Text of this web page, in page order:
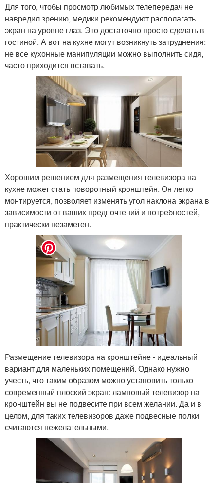
Для того, чтобы просмотр любимых телепередач не
навредил зрению, медики рекомендуют располагать
экран на уровне глаз. Это достаточно просто сделать в
гостиной. А вот на кухне могут возникнуть затруднения:
не все кухонные манипуляции можно выполнить сидя,
часто приходится вставать.
Хорошим решением для размещения телевизора на
кухне может стать поворотный кронштейн. Он легко
монтируется, позволяет изменять угол наклона экрана в
зависимости от ваших предпочтений и потребностей,
практически незаметен.
Размещение телевизора на кронштейне - идеальный
вариант для маленьких помещений. Однако нужно
учесть, что таким образом можно установить только
современный плоский экран: ламповый телевизор на
кронштейн вы не подвесите при всем желании. Да и в
целом, для таких телевизоров даже подвесные полки
считаются нежелательными.